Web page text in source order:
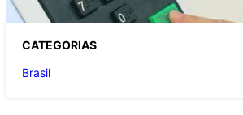
CATEGORIAS
Brasil